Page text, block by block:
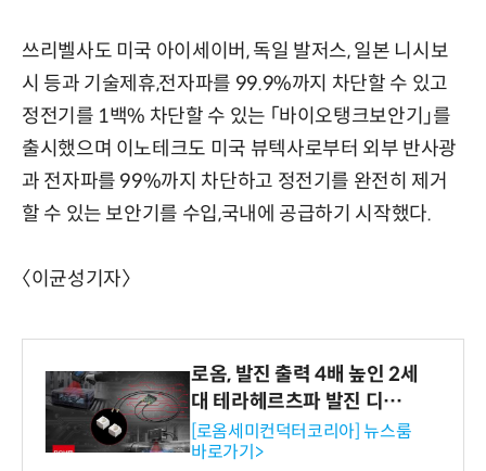
쓰리벨사도 미국 아이세이버, 독일 발저스, 일본 니시보
시 등과 기술제휴,전자파를 99.9%까지 차단할 수 있고
정전기를 1백% 차단할 수 있는 「바이오탱크보안기」를
출시했으며 이노테크도 미국 뷰텍사로부터 외부 반사광
과 전자파를 99%까지 차단하고 정전기를 완전히 제거
할 수 있는 보안기를 수입,국내에 공급하기 시작했다.
〈이균성기자〉
로옴, 발진 출력 4배 높인 2세
대 테라헤르츠파 발진 디바이
스 개발
[로옴세미컨덕터코리아] 뉴스룸
바로가기>